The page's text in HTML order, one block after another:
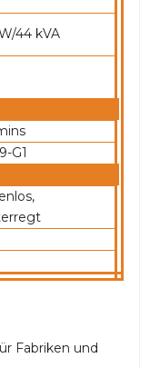
44 kVA
G1
Fabriken und